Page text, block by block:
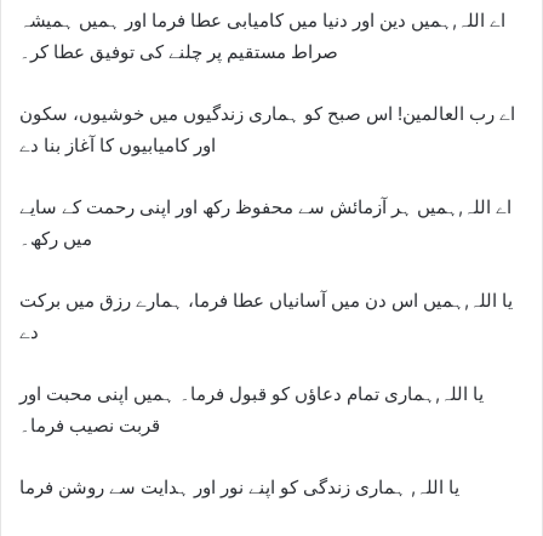
اے اللہ,ہمیں دین اور دنیا میں کامیابی عطا فرما اور ہمیں ہمیشہ
صراط مستقیم پر چلنے کی توفیق عطا کر۔
اے رب العالمین! اس صبح کو ہماری زندگیوں میں خوشیوں، سکون
اور کامیابیوں کا آغاز بنا دے
اے اللہ,ہمیں ہر آزمائش سے محفوظ رکھ اور اپنی رحمت کے سایے
میں رکھ۔
یا اللہ,ہمیں اس دن میں آسانیاں عطا فرما، ہمارے رزق میں برکت
دے
یا اللہ,ہماری تمام دعاؤں کو قبول فرما۔ ہمیں اپنی محبت اور
قربت نصیب فرما۔
یا اللہ, ہماری زندگی کو اپنے نور اور ہدایت سے روشن فرما